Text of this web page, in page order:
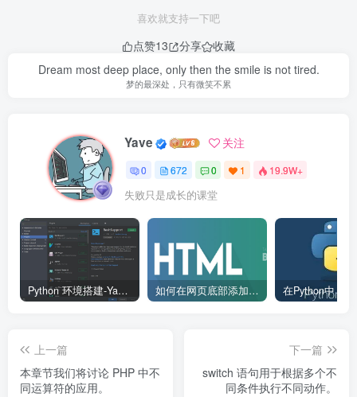
喜欢就支持一下吧
点赞13 分享
收藏
Dream most deep place, only then the smile is not tired.
梦的最深处，只有微笑不累
Yave 关注
0 672 0 1 19.9W+
失败只是成长的课堂
Python 环境搭建-Yave520-专业开发者社区 如何在网页底部添加版权信息？
上一篇
本章节我们将讨论 PHP 中不
同运算符的应用。
下一篇
switch 语句用于根据多个不
同条件执行不同动作。